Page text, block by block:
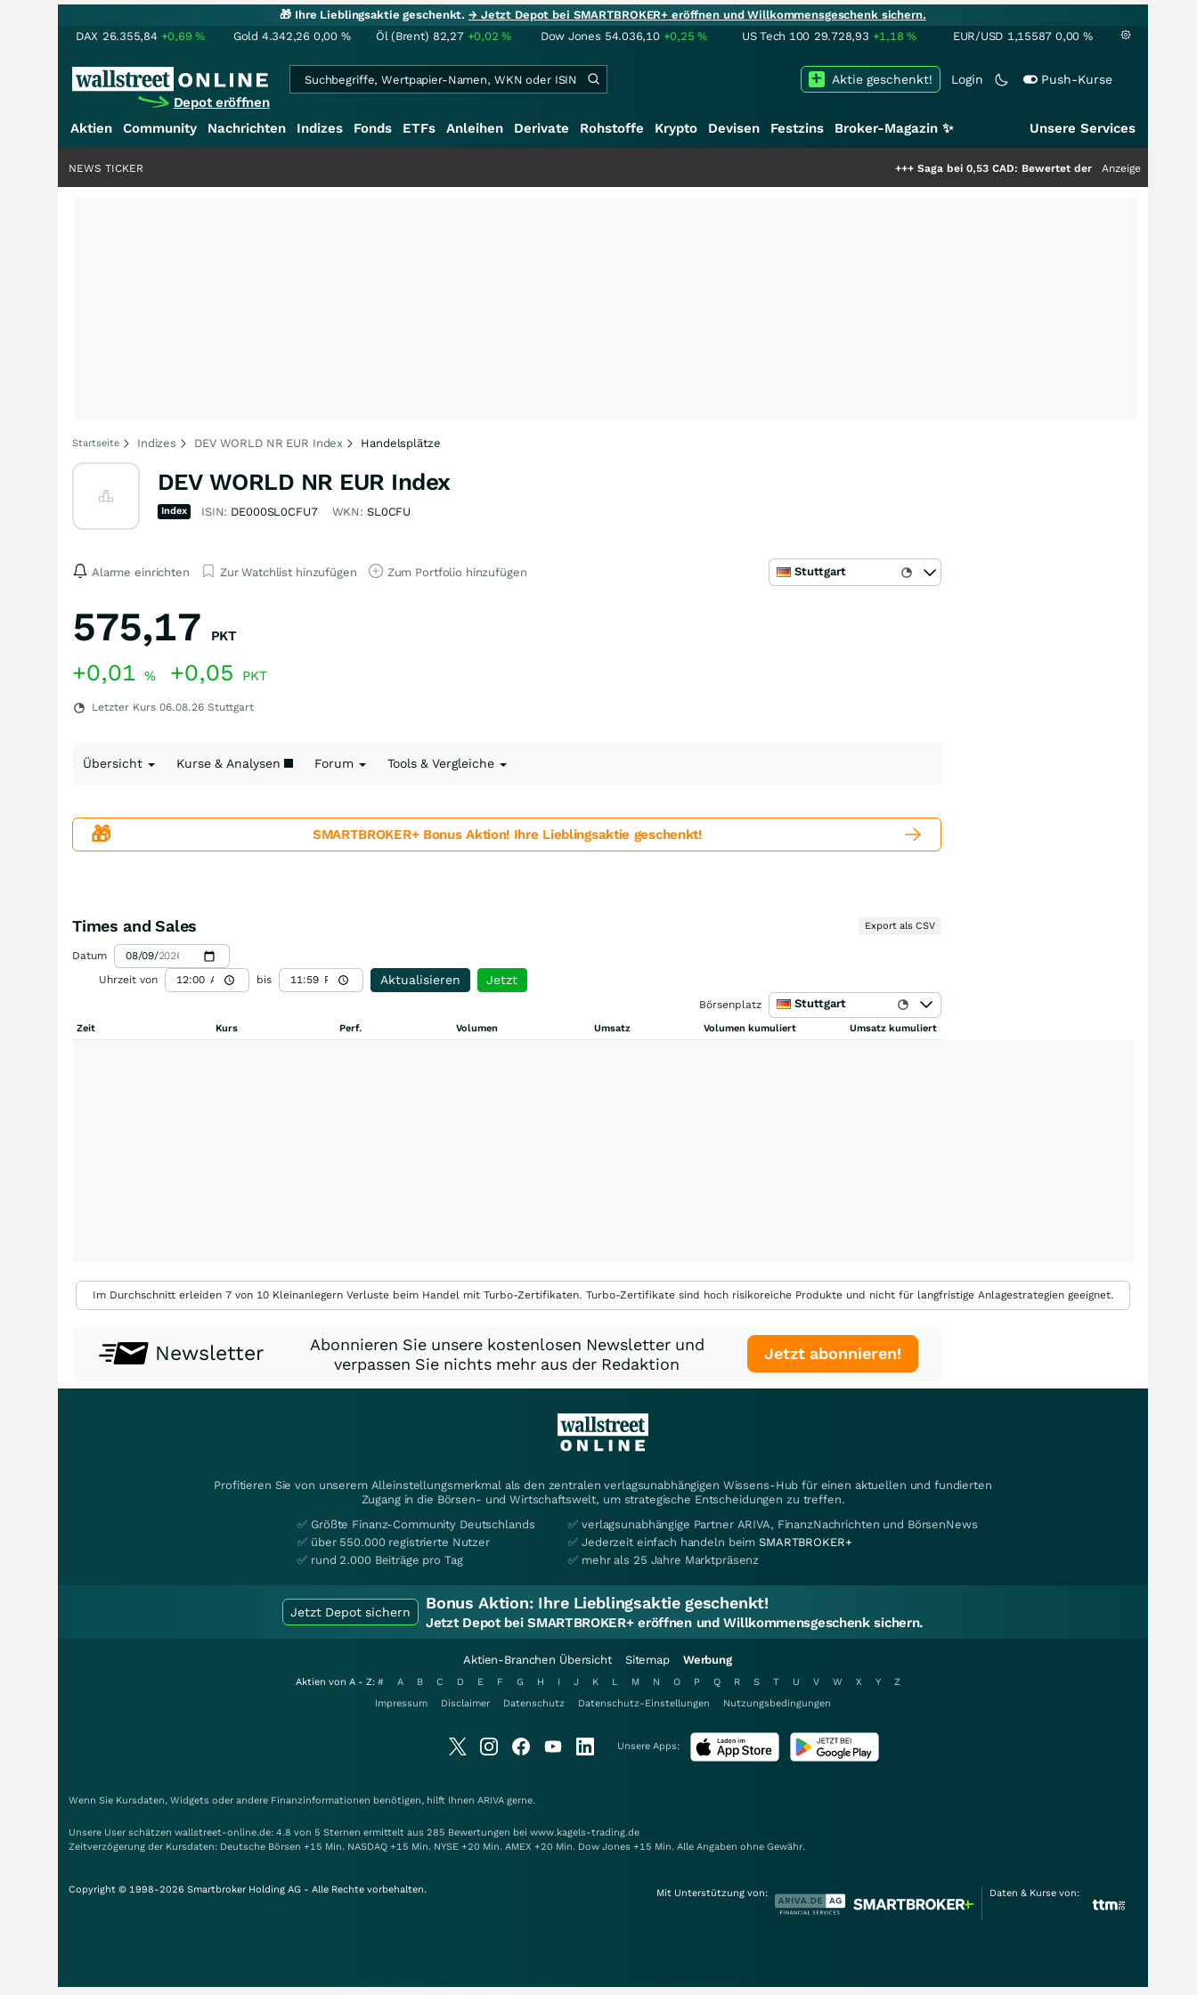
🎁 Ihre Lieblingsaktie geschenkt.→ Jetzt Depot bei SMARTBROKER+ eröffnen und Willkommensgeschenk sichern.
DAX 26.355,84 +0,69% Gold 4.342,26 0,00 % Öl (Brent) 82,27 +0,02% Dow Jones 54.036,10 +0,25% US Tech 100 29.728,93 +1,18% EUR/USD 1,15587 0,00 %
Depot eröffnen
Login Push-Kurse
Aktie geschenkt!
Aktien Community Nachrichten Indizes Fonds ETFs Anleihen Derivate Rohstoffe Krypto Devisen Festzins Broker-Magazin ✨ Unsere Services
Saga bei 0,53 CAD: Bewertet der Markt noch immer nur
Anzeige
NEWS TICKER
Startseite Indizes DEV WORLD NR EUR Index Handelsplätze
DEV WORLD NR EUR Index
Index ISIN: DE000SL0CFU7 WKN: SL0CFU
Alarme einrichten Zur Watchlist hinzufügen Zum Portfolio hinzufügen Stuttgart
575,17 PKT
+0,01 % +0,05 PKT
Letzter Kurs 06.08.26 Stuttgart
Übersicht Kurse & Analysen Forum Tools & Vergleiche
🎁 SMARTBROKER+ Bonus Aktion! Ihre Lieblingsaktie geschenkt!
Times and Sales Export als CSV
Datum
Uhrzeit von
bis Aktualisieren Jetzt
Börsenplatz Stuttgart
Zeit Kurs Perf. Volumen Umsatz Volumen kumuliert Umsatz kumuliert
Im Durchschnitt erleiden 7 von 10 Kleinanlegern Verluste beim Handel mit Turbo-Zertifikaten. Turbo-Zertifikate sind hoch risikoreiche Produkte und nicht für langfristige Anlagestrategien geeignet.
Newsletter
Abonnieren Sie unsere kostenlosen Newsletter und
verpassen Sie nichts mehr aus der Redaktion
Jetzt abonnieren!
Profitieren Sie von unserem Alleinstellungsmerkmal als den zentralen verlagsunabhängigen Wissens-Hub für einen aktuellen und fundierten
Zugang in die Börsen- und Wirtschaftswelt, um strategische Entscheidungen zu treffen.
✅ Größte Finanz-Community Deutschlands
✅ über 550.000 registrierte Nutzer
✅ rund 2.000 Beiträge pro Tag
✅ verlagsunabhängige Partner ARIVA, FinanzNachrichten und BörsenNews
✅ Jederzeit einfach handeln beimSMARTBROKER+
✅ mehr als 25 Jahre Marktpräsenz
Jetzt Depot sichern Bonus Aktion: Ihre Lieblingsaktie geschenkt!
Jetzt Depot bei SMARTBROKER+ eröffnen und Willkommensgeschenk sichern.
Aktien-Branchen Übersicht Sitemap Werbung
Aktien von A - Z: # A B C D E F G H I J K L M N O P Q R S T U V W X Y
Z
Impressum
Disclaimer Datenschutz Datenschutz-Einstellungen Nutzungsbedingungen
Unsere Apps:
Wenn Sie Kursdaten, Widgets oder andere Finanzinformationen benötigen, hilft Ihnen ARIVA gerne.
Unsere User schätzen wallstreet-online.de: 4.8 von 5 Sternen ermittelt aus 285 Bewertungen bei www.kagels-trading.de
Zeitverzögerung der Kursdaten: Deutsche Börsen +15 Min. NASDAQ +15 Min. NYSE +20 Min. AMEX +20 Min. Dow Jones +15 Min. Alle Angaben ohne Gewähr.
Copyright © 1998-2026 Smartbroker Holding AG - Alle Rechte vorbehalten. Mit Unterstützung von: Daten & Kurse von: